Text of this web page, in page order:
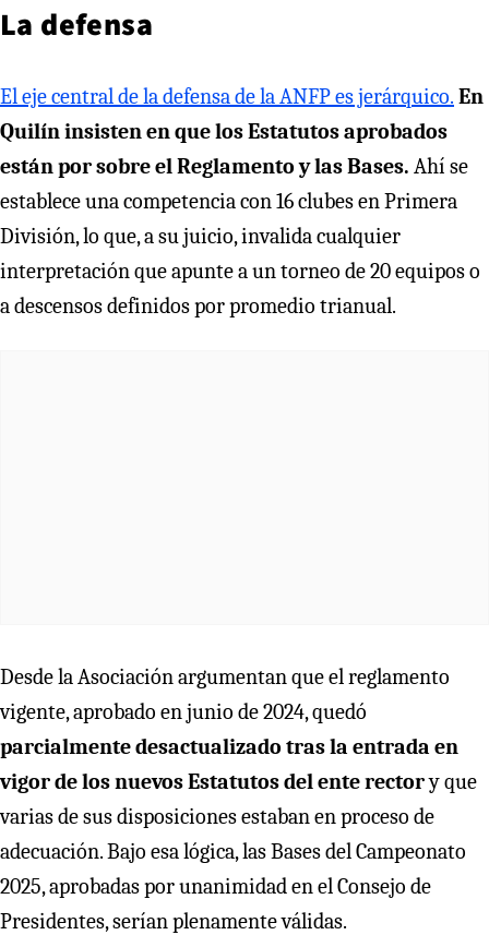
La defensa
El eje central de la defensa de la ANFP es jerárquico. En
Quilín insisten en que los Estatutos aprobados
están por sobre el Reglamento y las Bases. Ahí se
establece una competencia con 16 clubes en Primera
División, lo que, a su juicio, invalida cualquier
interpretación que apunte a un torneo de 20 equipos o
a descensos definidos por promedio trianual.
Desde la Asociación argumentan que el reglamento
vigente, aprobado en junio de 2024, quedó
parcialmente desactualizado tras la entrada en
vigor de los nuevos Estatutos del ente rectory que
varias de sus disposiciones estaban en proceso de
adecuación. Bajo esa lógica, las Bases del Campeonato
2025, aprobadas por unanimidad en el Consejo de
Presidentes, serían plenamente válidas.